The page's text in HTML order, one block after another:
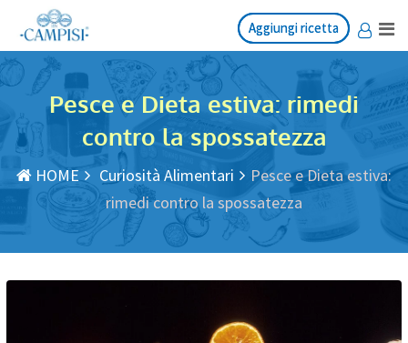
contenuto
Aggiungi ricetta
Aggiungi ricetta
Pesce e Dieta estiva: rimedi
contro la spossatezza
HOME Curiosità Alimentari
Pesce e Dieta estiva:
rimedi contro la spossatezza